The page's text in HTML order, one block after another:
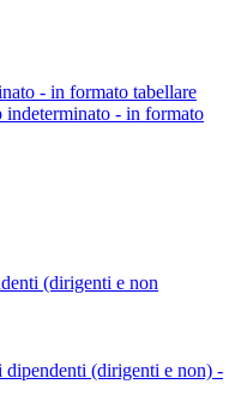
- in formato tabellare
indeterminato - in formato
(dirigenti e non
(dirigenti e non) -